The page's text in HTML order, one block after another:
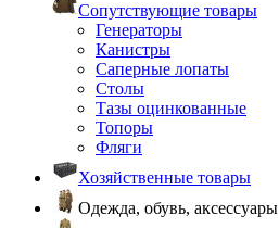
Сопутствующие товары
Генераторы
Канистры
Саперные лопаты
Столы
Тазы оцинкованные
Топоры
Фляги
Хозяйственные товары
Одежда, обувь, аксессуары